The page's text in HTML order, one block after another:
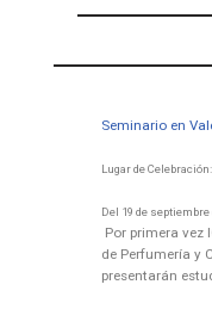
Seminario en
Lugar de
Del 19 de
Por primera vez
de Perfumería y
presentarán